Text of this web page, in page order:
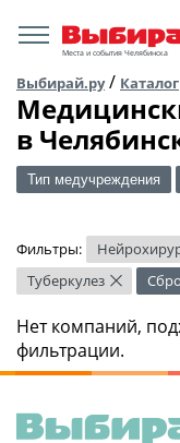
Места и события Челябинска
Выбирай.ру/ Каталог
в
Тип медучреждения
Фильтры:
Туберкулез ×
Нет компаний,
фильтрации.